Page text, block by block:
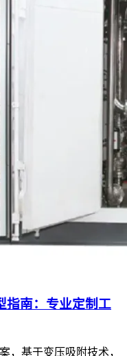
指南：专业定制工
，基于变压吸附技术，